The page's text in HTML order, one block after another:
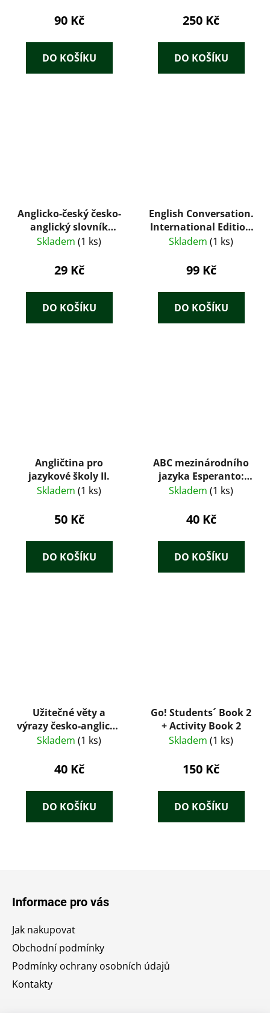
90 Kč
DO KOŠÍKU
250 Kč
DO KOŠÍKU
Anglicko-český česko-
anglický slovník
gramatika fráze
Skladem (1 ks)
29 Kč
DO KOŠÍKU
English Conversation.
International Edition
Part II. (Method ZY)
Skladem (1 ks)
99 Kč
DO KOŠÍKU
Angličtina pro
jazykové školy II.
Skladem (1 ks)
50 Kč
DO KOŠÍKU
ABC mezinárodního
jazyka Esperanto:
metodická příručka
Skladem (1 ks)
40 Kč
DO KOŠÍKU
Užitečné věty a
výrazy česko-anglické
konverzace
Skladem (1 ks)
40 Kč
DO KOŠÍKU
Go! Students´ Book 2
+ Activity Book 2
Skladem (1 ks)
150 Kč
DO KOŠÍKU
Informace pro vás
Jak nakupovat
Obchodní podmínky
Podmínky ochrany osobních údajů
Kontakty